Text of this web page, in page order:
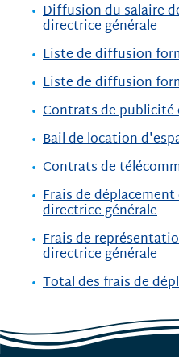
Diffusion du salaire
directrice générale
Liste de diffusion
Liste de diffusion
Contrats de
Bail de location
Contrats de
Frais de
directrice générale
Frais de
directrice générale
Total des frais de